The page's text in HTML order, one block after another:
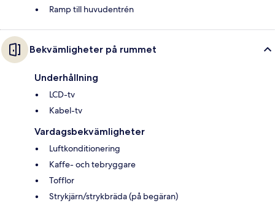
Ramp till huvudentrén
Bekvämligheter på rummet
Underhållning
LCD-tv
Kabel-tv
Vardagsbekvämligheter
Luftkonditionering
Kaffe- och tebryggare
Tofflor
Strykjärn/strykbräda (på begäran)